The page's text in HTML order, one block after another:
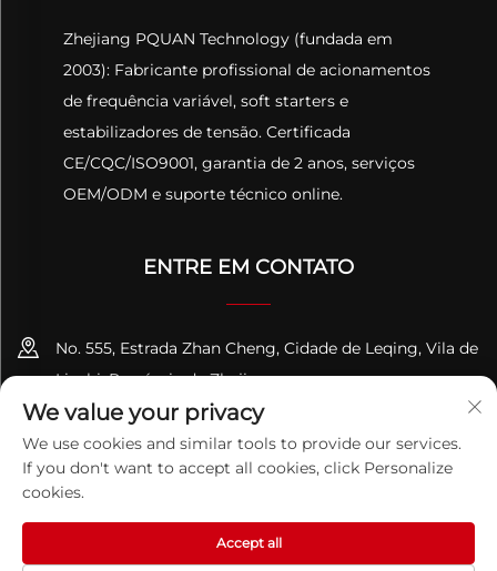
Zhejiang PQUAN Technology (fundada em
2003): Fabricante profissional de acionamentos
de frequência variável, soft starters e
estabilizadores de tensão. Certificada
CE/CQC/ISO9001, garantia de 2 anos, serviços
OEM/ODM e suporte técnico online.
ENTRE EM CONTATO
No. 555, Estrada Zhan Cheng, Cidade de Leqing, Vila de
Liushi, Província de Zhejiang
+86-13695814656
[email protected]
Direitos Autorais © 2026 ZHEJIANG PQUAN Technology Co. Ltd.
We value your privacy
We use cookies and similar tools to provide our services.
If you don't want to accept all cookies, click Personalize
cookies.
Accept all